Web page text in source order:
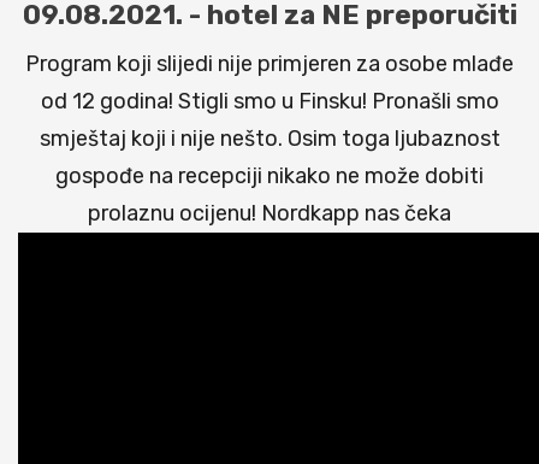
09.08.2021. - hotel za NE preporučiti
Program koji slijedi nije primjeren za osobe mlađe
od 12 godina! Stigli smo u Finsku! Pronašli smo
smještaj koji i nije nešto. Osim toga ljubaznost
gospođe na recepciji nikako ne može dobiti
prolaznu ocijenu! Nordkapp nas čeka